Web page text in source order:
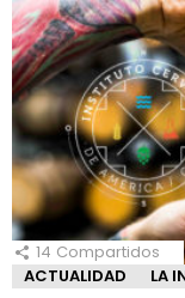
14 Compartidos
ACTUALIDAD
LA